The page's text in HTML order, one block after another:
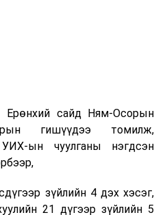
тулгуурладаг онцлогтой.
эх оронч сэтгэлтэй
ажиллаж, иргэдийнхээ
нь хамгийн чухал гэж
үүргээ гүйцэтгэхэд бус,
Ерөнхий сайд Ням-Осорын
гишүүдээ томилж,
ын чуулганы нэгдсэн
зүйлийн 4 дэх хэсэг,
21 дүгээр зүйлийн 5